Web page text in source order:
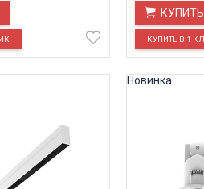
КУПИТЬ
Новинка